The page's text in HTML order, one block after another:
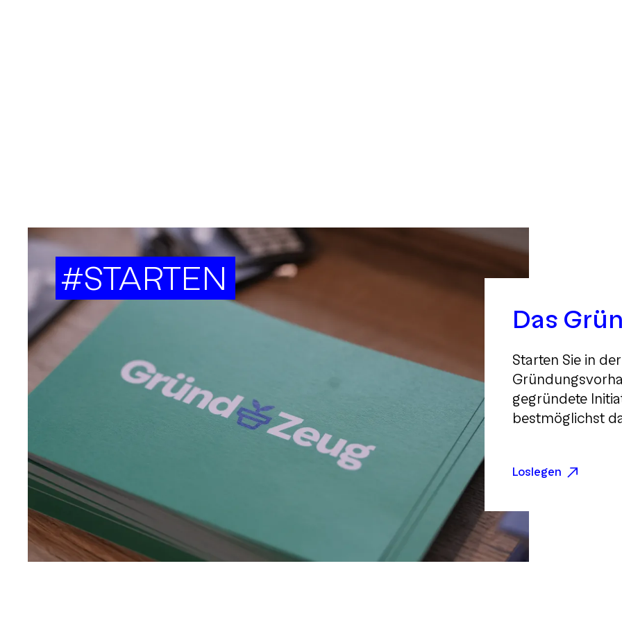
#STARTEN
Das
Starten Sie in
gegründete
bestmöglichst
Loslegen